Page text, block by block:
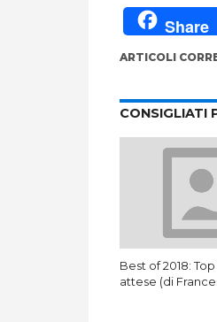
Share
ARTICOLI
CONSIGLIATI
Best of 2018:
attese (di